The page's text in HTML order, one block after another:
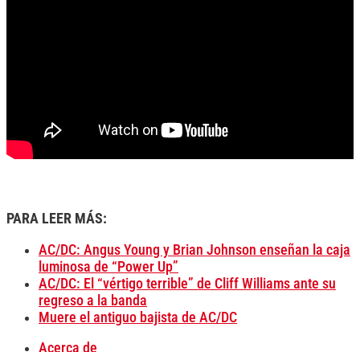
PARA LEER MÁS:
AC/DC: Angus Young y Brian Johnson enseñan la caja
luminosa de “Power Up”
AC/DC: El “vértigo terrible” de Cliff Williams ante su
regreso a la banda
Muere el antiguo bajista de AC/DC
Acerca de